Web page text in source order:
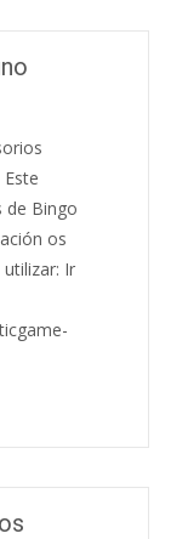
de Bingo
os
Ir